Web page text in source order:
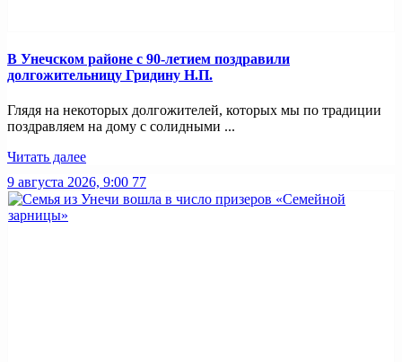
В Унечском районе с 90-летием поздравили
долгожительницу Гридину Н.П.
Глядя на некоторых долгожителей, которых мы по традиции
поздравляем на дому с солидными ...
Читать далее
9 августа 2026, 9:00 77